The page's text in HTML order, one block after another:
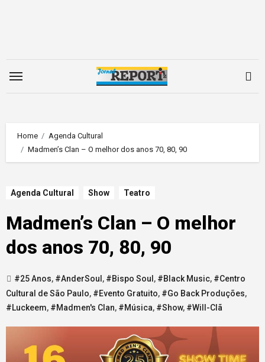
Home
Agenda Cultural
Madmen’s Clan – O melhor dos anos 70, 80, 90
Agenda Cultural Show Teatro
Madmen’s Clan – O melhor
dos anos 70, 80, 90
#25 Anos, #AnderSoul , #Bispo Soul , #Black Music, #Centro
Cultural de São Paulo, #Evento Gratuito, #Go Back Produções,
#Luckeem, #Madmen's Clan, #Música, #Show, #Will-Clã